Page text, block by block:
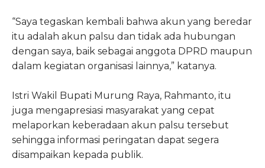
“Saya tegaskan kembali bahwa akun yang beredar
itu adalah akun palsu dan tidak ada hubungan
dengan saya, baik sebagai anggota DPRD maupun
dalam kegiatan organisasi lainnya,” katanya.
Istri Wakil Bupati Murung Raya, Rahmanto, itu
juga mengapresiasi masyarakat yang cepat
melaporkan keberadaan akun palsu tersebut
sehingga informasi peringatan dapat segera
disampaikan kepada publik.